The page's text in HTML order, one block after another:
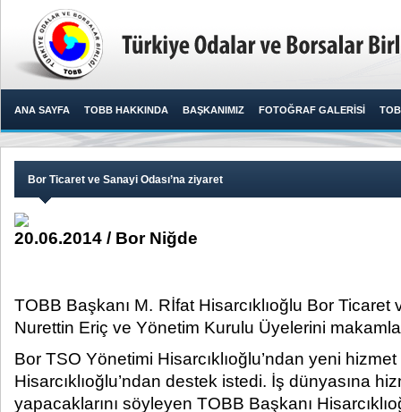
ANA SAYFA TOBB HAKKINDA BAŞKANIMIZ FOTOĞRAF GALERİSİ
Bor Ticaret ve Sanayi Odası’na ziyaret
20.06.2014 / Bor Niğde
TOBB Başkanı M. Rİfat Hisarcıklıoğlu Bor Ticaret
Nurettin Eriç ve Yönetim Kurulu Üyelerini
Bor TSO Yönetimi Hisarcıklıoğlu’ndan yeni hizmet
Hisarcıklıoğlu’ndan destek istedi. İş dünyasına
yapacaklarını söyleyen TOBB Başkanı